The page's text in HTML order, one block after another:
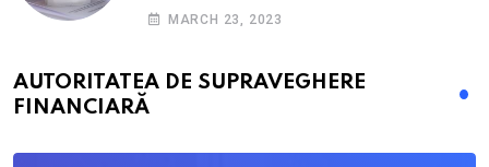
RCA? Toți pașii și toate termenele
MARCH 23, 2023
AUTORITATEA DE SUPRAVEGHERE
FINANCIARĂ